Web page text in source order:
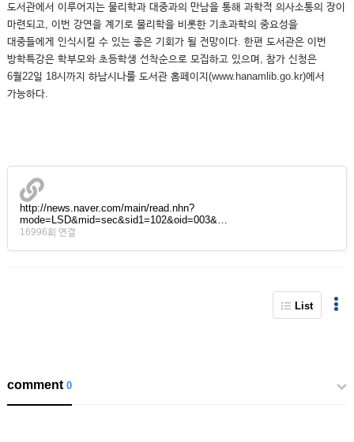
도서관에서 이루어지는 물리학과 대중과의 만남을 통해 과학적 의사소통의 장이
마련되고, 이번 강연을 계기로 물리학을 비롯한 기초과학의 중요성을
대중들에게 인식시킬 수 있는 좋은 기회가 될 전망이다. 한편 도서관은 이번
방학특강은 학부모와 초등학생 선착순으로 모집하고 있으며, 참가 신청은
6월22일 18시까지 하남시나룰 도서관 홈페이지(www.hanamlib.go.kr)에서
가능하다.
http://news.naver.com/main/read.nhn?
mode=LSD&mid=sec&sid1=102&oid=003&…
16996회 연결
List
comment0